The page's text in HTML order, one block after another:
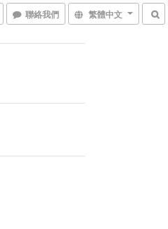
聯絡我們 繁體中文